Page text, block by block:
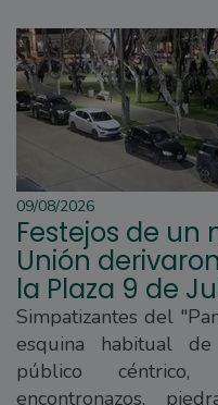
09/08/2026
Festejos de un
Unión
la Plaza 9 de
Simpatizantes del
esquina habitual
público
encontronazos,